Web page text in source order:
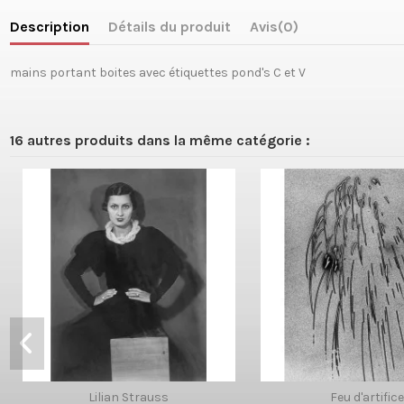
Description Détails du produit Avis(0)
mains portant boites avec étiquettes pond's C et V
16 autres produits dans la même catégorie :
Lilian Strauss Feu d'artifice